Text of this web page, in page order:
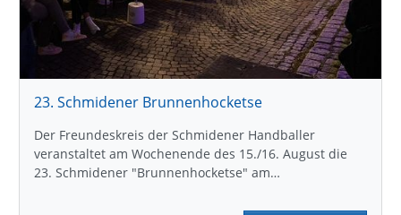
23. Schmidener Brunnenhocketse
Der Freundeskreis der Schmidener Handballer
veranstaltet am Wochenende des 15./16. August die
23. Schmidener "Brunnenhocketse" am…